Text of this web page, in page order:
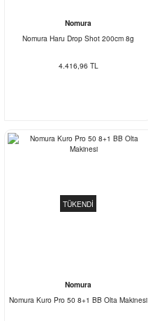
Nomura
Nomura Haru Drop Shot 200cm 8g
4.416,96 TL
TÜKENDİ
Nomura
Nomura Kuro Pro 50 8+1 BB Olta Makinesi